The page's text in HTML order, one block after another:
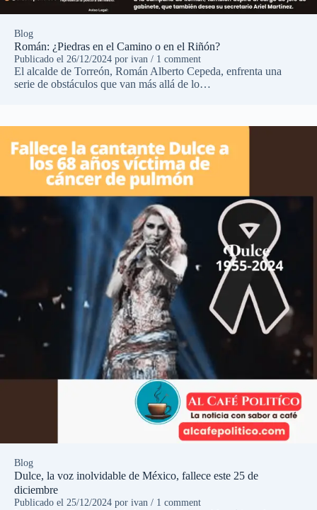
Blog
Román: ¿Piedras en el Camino o en el Riñón?
Publicado el 26/12/2024 por ivan / 1 comment
El alcalde de Torreón, Román Alberto Cepeda, enfrenta una
serie de obstáculos que van más allá de lo…
Blog
Dulce, la voz inolvidable de México, fallece este 25 de
diciembre
Publicado el 25/12/2024 por ivan / 1 comment